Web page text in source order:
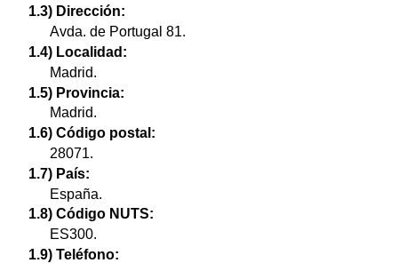
1.3) Dirección:
Avda. de Portugal 81.
1.4) Localidad:
Madrid.
1.5) Provincia:
Madrid.
1.6) Código postal:
28071.
1.7) País:
España.
1.8) Código NUTS:
ES300.
1.9) Teléfono: